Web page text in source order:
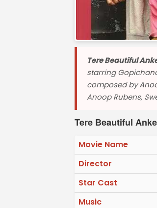
Tere Beautiful
starring
composed by
Anoop Rubens,
Tere Beautiful
Movie Name
Director
Star Cast
Music